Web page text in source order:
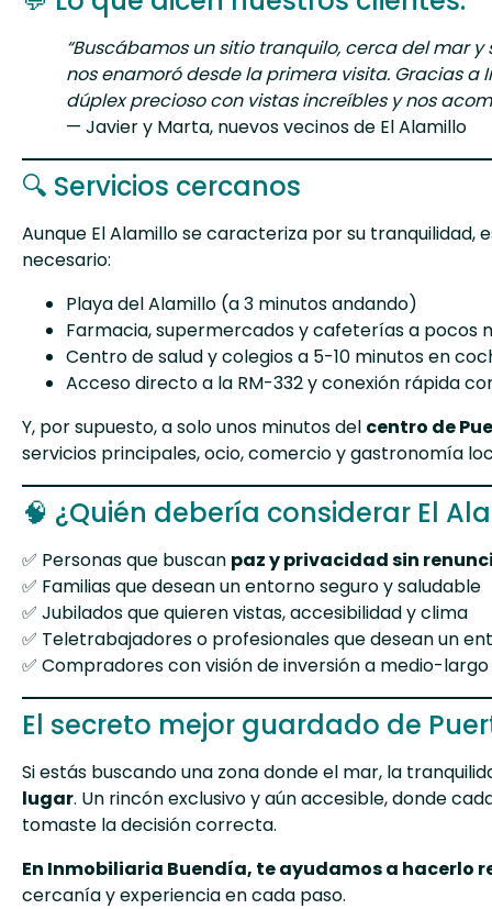
“Buscábamos un sitio tranquilo, cerca del mar
nos enamoró desde la primera visita. Gracias
dúplex precioso con vistas increíbles y nos
— Javier y Marta, nuevos vecinos de El Alamillo
🔍 Servicios cercanos
Aunque El Alamillo se caracteriza por su tranquilidad,
necesario:
Playa del Alamillo (a 3 minutos andando)
Farmacia, supermercados y cafeterías a pocos
Centro de salud y colegios a 5-10 minutos en
Acceso directo a la RM-332 y conexión rápida
Y, por supuesto, a solo unos minutos del centro de
servicios principales, ocio, comercio y gastronomía
🧠 ¿Quién debería considerar El
✅ Personas que buscan paz y privacidad sin
✅ Familias que desean un entorno seguro y saludable
✅ Jubilados que quieren vistas, accesibilidad y clima
✅ Teletrabajadores o profesionales que desean un
✅ Compradores con visión de inversión a medio-
El secreto mejor guardado de
Si estás buscando una zona donde el mar, la
lugar. Un rincón exclusivo y aún accesible, donde
tomaste la decisión correcta.
En Inmobiliaria Buendía, te ayudamos a hacerlo
cercanía y experiencia en cada paso.